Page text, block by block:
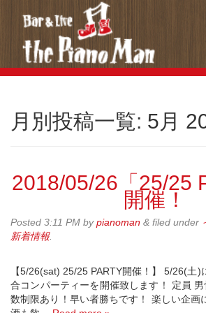
月別投稿一覧: 5月
2018/05/26「25/25
開催！
Posted3:11 PM bypianoman & filed under
新着情報.
【5/26(sat) 25/25 PARTY開催！】 5/26(土
合コンパーティーを開催致します！ 定員
数制限あり！早い者勝ちです！ 楽しい企画